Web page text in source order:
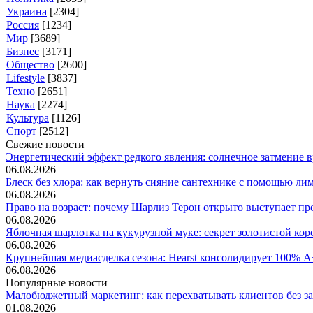
Украина [2304]
Россия [1234]
Мир [3689]
Бизнес [3171]
Общество [2600]
Lifestyle [3837]
Техно [2651]
Наука [2274]
Культура [1126]
Спорт [2512]
Свежие новости
Энергетический эффект редкого явления: солнечное затмение
06.08.2026
Блеск без хлора: как вернуть сияние сантехнике с помощью
06.08.2026
Право на возраст: почему Шарлиз Терон открыто выступает
06.08.2026
Яблочная шарлотка на кукурузной муке: секрет золотистой
06.08.2026
Крупнейшая медиасделка сезона: Hearst консолидирует 100%
06.08.2026
Популярные новости
Малобюджетный маркетинг: как перехватывать клиентов без
01.08.2026